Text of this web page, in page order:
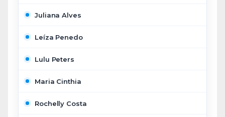
Juliana Alves
Leíza Penedo
Lulu Peters
Maria Cinthia
Rochelly Costa